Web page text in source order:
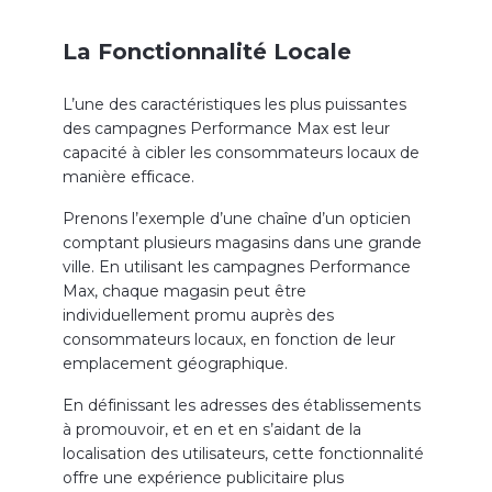
La Fonctionnalité Locale
L’une des caractéristiques les plus puissantes
des campagnes Performance Max est leur
capacité à cibler les consommateurs locaux de
manière efficace.
Prenons l’exemple d’une chaîne d’un opticien
comptant plusieurs magasins dans une grande
ville. En utilisant les campagnes Performance
Max, chaque magasin peut être
individuellement promu auprès des
consommateurs locaux, en fonction de leur
emplacement géographique.
En définissant les adresses des établissements
à promouvoir, et en et en s’aidant de la
localisation des utilisateurs, cette fonctionnalité
offre une expérience publicitaire plus